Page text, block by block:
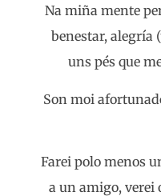
Na miña mente
benestar, alegría
uns pés que
Son moi
Farei polo menos
a un amigo, verei